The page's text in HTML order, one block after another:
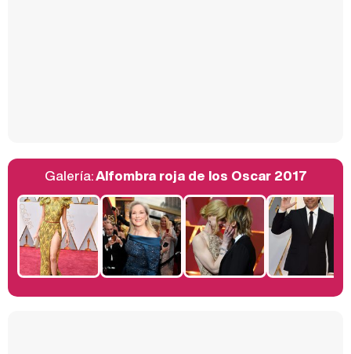
Manu Baqueiro: "Tuve como referente a Bruce Willis en 'Luz de Luna' para mi trabajo en la serie 'Perdiendo el juicio'"
Galería:Alfombra roja de los Oscar 2017